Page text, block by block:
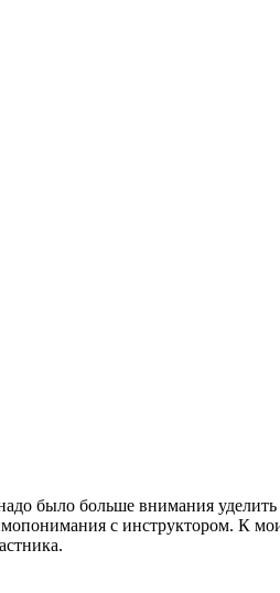
было больше внимания
с инструктором. К